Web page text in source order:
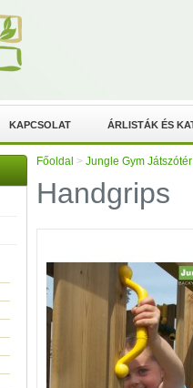
KAPCSOLAT ÁRLISTÁK ÉS
Főoldal > Jungle Gym Játszótér
Handgrips